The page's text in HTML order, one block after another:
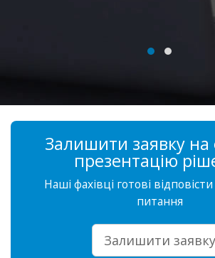
Залишити заявку
презентацію
Наші фахівці готові
питання
Залишити заявку